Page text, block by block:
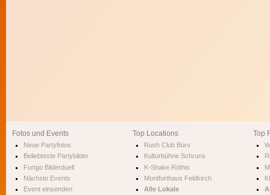
Fotos und Events
Neue Partyfotos
Beliebteste Partybilder
Furtgo Bilderduell
Nächste Events
Event einsenden
Top Locations
Rush Club Bürs
Kulturbühne Schruns
K-Shake Röthis
Montforthaus Feldkirch
Alle Lokale
Top